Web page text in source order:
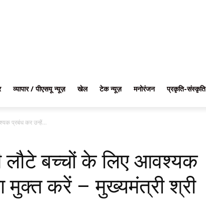
व्यापार / पीएसयू न्यूज़ खेल टेक न्यूज़ मनोरंजन प्रकृति-संस्कृति
प्रबंध कर उन्हें...
लौटे बच्चों के लिए आवश्यक
मुक्त करें – मुख्यमंत्री श्री